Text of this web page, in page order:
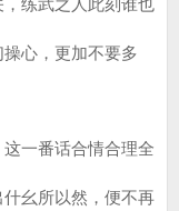
练武之人此刻谁也
心，更加不要多
一番话合情合理全
幺所以然，便不再